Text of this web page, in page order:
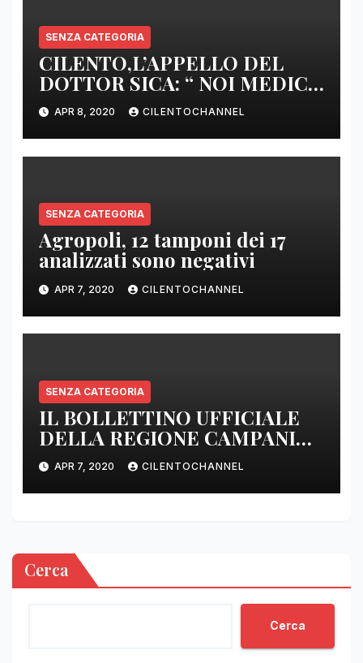
SENZA CATEGORIA
CILENTO,L’APPELLO DEL
DOTTOR SICA: “ NOI MEDICI
DI BASE SIAMO SENZA ARMI
E SENZA PRESIDI”
APR 8, 2020 CILENTOCHANNEL
SENZA CATEGORIA
Agropoli, 12 tamponi dei 17
analizzati sono negativi
APR 7, 2020 CILENTOCHANNEL
SENZA CATEGORIA
IL BOLLETTINO UFFICIALE
DELLA REGIONE CAMPANIA
DELLE ORE 22.00
APR 7, 2020 CILENTOCHANNEL
Cerca
Cerca